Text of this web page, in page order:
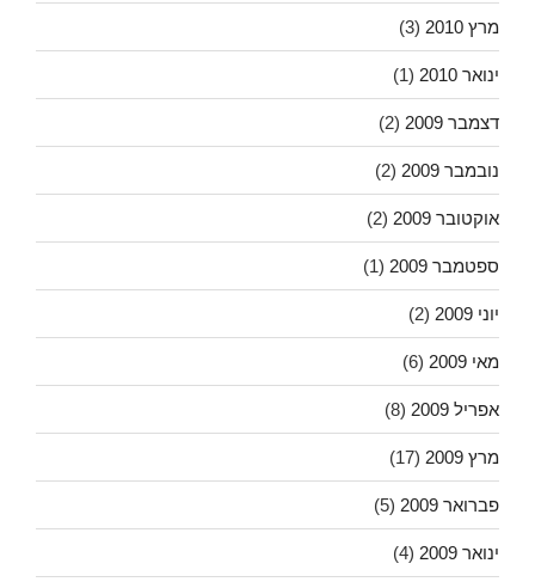
מרץ 2010 (3)
ינואר 2010 (1)
דצמבר 2009 (2)
נובמבר 2009 (2)
אוקטובר 2009 (2)
ספטמבר 2009 (1)
יוני 2009 (2)
מאי 2009 (6)
אפריל 2009 (8)
מרץ 2009 (17)
פברואר 2009 (5)
ינואר 2009 (4)